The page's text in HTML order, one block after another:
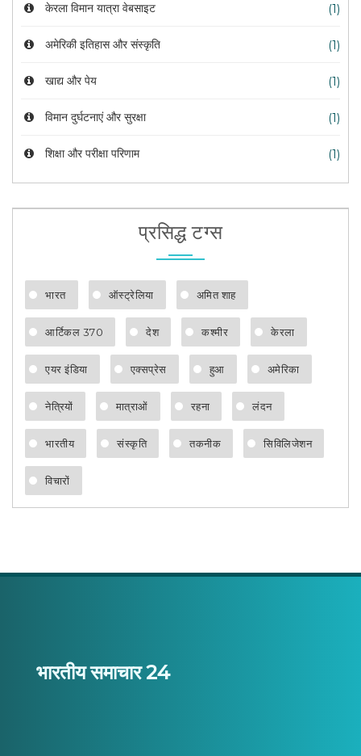
केरला विमान यात्रा वेबसाइट (1)
अमेरिकी इतिहास और संस्कृति (1)
खाद्य और पेय (1)
विमान दुर्घटनाएं और सुरक्षा (1)
शिक्षा और परीक्षा परिणाम (1)
प्रसिद्ध टग्स
भारत ऑस्ट्रेलिया अमित शाह
आर्टिकल 370 देश कश्मीर केरला
एयर इंडिया एक्सप्रेस हुआ अमेरिका
नेत्रियों मात्राओं रहना लंदन
भारतीय संस्कृति तकनीक सिविलिजेशन
विचारों
भारतीय समाचार 24